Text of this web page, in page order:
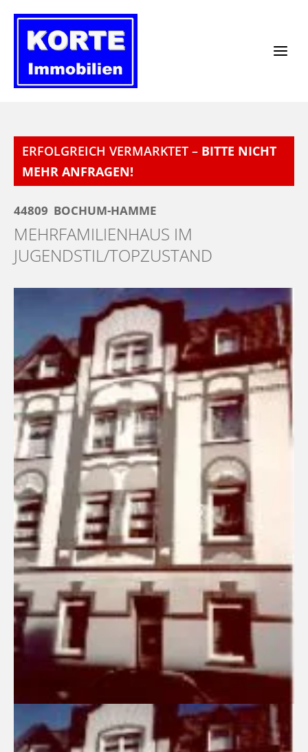
Inhalt
springen
ERFOLGREICH VERMARKTET – BITTE NICHT
MEHR ANFRAGEN!
44809 BOCHUM-HAMME
MEHRFAMILIENHAUS IM
JUGENDSTIL/TOPZUSTAND